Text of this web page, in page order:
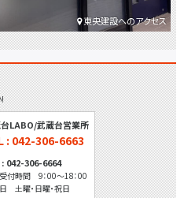
東央建設へのアクセス
!
LABO/武蔵台営業所
: 042-306-6663
: 042-306-6664
付時間 9：00～18：00
土曜・日曜・祝日